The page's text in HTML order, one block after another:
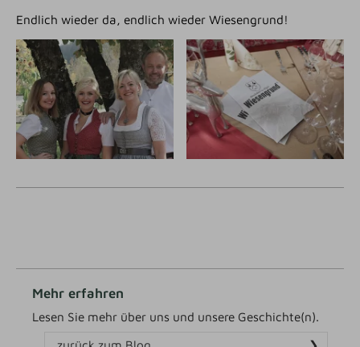
Endlich wieder da, endlich wieder Wiesengrund!
Mehr erfahren
Lesen Sie mehr über uns und unsere Geschichte(n).